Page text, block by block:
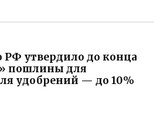
РФ утвердило до конца
пошлины для
удобрений — до 10%